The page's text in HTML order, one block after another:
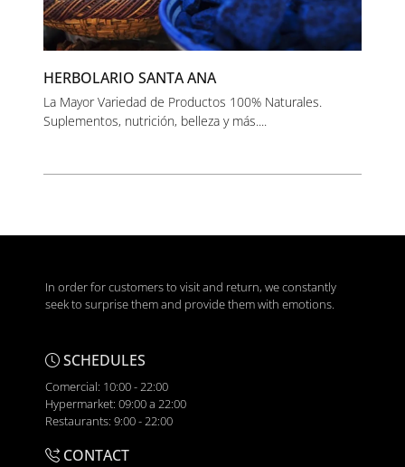
HERBOLARIO SANTA ANA
La Mayor Variedad de Productos 100% Naturales.
Suplementos, nutrición, belleza y más....
In order for customers to visit and return, we constantly
seek to surprise them and provide them with emotions.
SCHEDULES
Comercial: 10:00 - 22:00
Hypermarket: 09:00 a 22:00
Restaurants: 9:00 - 22:00
CONTACT